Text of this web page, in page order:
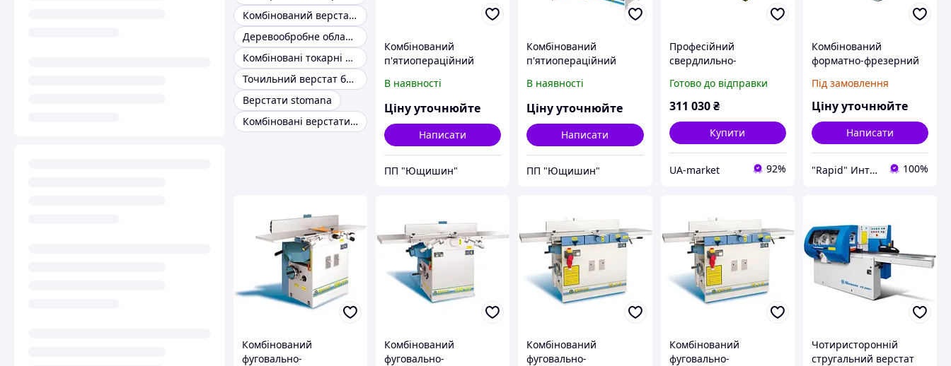
Комбінований верстати по дереву
Деревообробне обладнання
Комбіновані токарні верстати
Точильний верстат багатофункційний з гравером
Верстати stomana
Комбіновані верстати для невеликих столярних майстерень
Комбінований
п'ятиопераційний
верстат K5-32
В наявності
Ціну уточнюйте
Написати
ПП "Ющишин"
Комбінований
п'ятиопераційний
верстат K5-41
В наявності
Ціну уточнюйте
Написати
ПП "Ющишин"
Професійний
свердлильно-
Stomana BM 21E з 21
шпинделем та
меблевого
виробництва
Готово до відправки
311 030 ₴
Купити
UA-market 92%
Комбінований
форматно-фрезерний
верстат SF 3
Під замовлення
Ціну уточнюйте
Написати
"Rapid" Интернет-магазин деревообрабатывающего инструмента 100%
Комбінований
фуговально-
Комбінований
фуговально-
Комбінований
фуговально-
Комбінований
фуговально-
Чотиристоронній
стругальний верстат